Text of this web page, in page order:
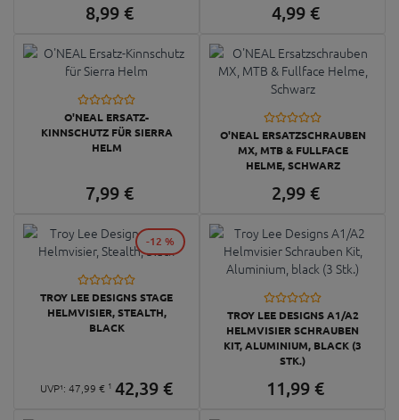
8,99 € 4,99 €
O'NEAL ERSATZ-
KINNSCHUTZ FÜR SIERRA
HELM
7,99 €
O'NEAL ERSATZSCHRAUBEN
MX, MTB & FULLFACE
HELME, SCHWARZ
2,99 €
TROY LEE DESIGNS STAGE
HELMVISIER, STEALTH,
BLACK
UVP¹: 47, 99 € 1 42,39€
-12 %
TROY LEE DESIGNS A1/A2
HELMVISIER SCHRAUBEN
KIT, ALUMINIUM, BLACK (3
STK.)
11,99€